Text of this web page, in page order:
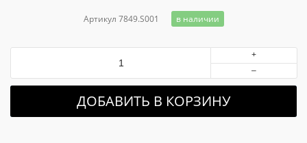
Артикул 7849.S001 в наличии
+
–
ДОБАВИТЬ В КОРЗИНУ